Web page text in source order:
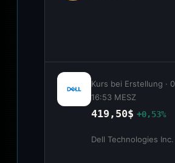
Kurs bei Erstellung ·
16:53 MESZ
419,50$ +0,53%
Dell Technologies Inc.